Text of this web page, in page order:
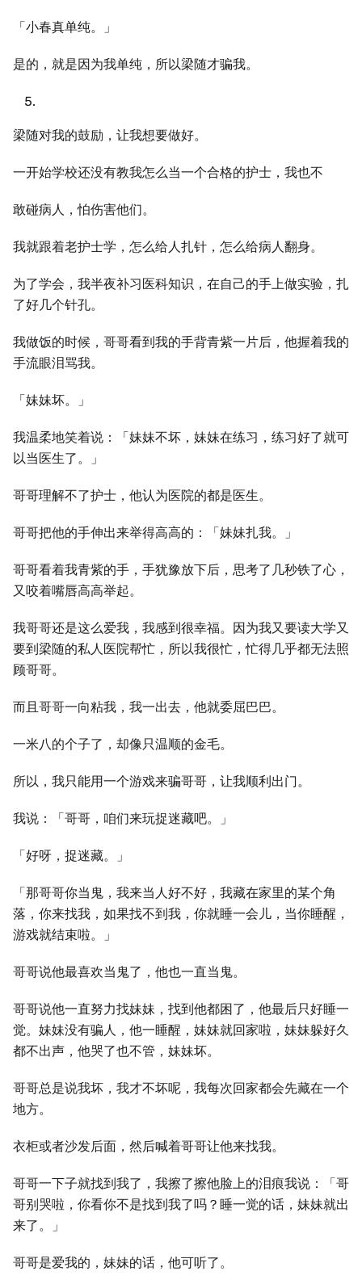
「小春真单纯。」
是的，就是因为我单纯，所以梁随才骗我。
梁随对我的鼓励，让我想要做好。
一开始学校还没有教我怎么当一个合格的护士，我也不
敢碰病人，怕伤害他们。
我就跟着老护士学，怎么给人扎针，怎么给病人翻身。
为了学会，我半夜补习医科知识，在自己的手上做实验，扎
了好几个针孔。
我做饭的时候，哥哥看到我的手背青紫一片后，他握着我的
手流眼泪骂我。
「妹妹坏。」
我温柔地笑着说：「妹妹不坏，妹妹在练习，练习好了就可
以当医生了。」
哥哥理解不了护士，他认为医院的都是医生。
哥哥把他的手伸出来举得高高的：「妹妹扎我。」
哥哥看着我青紫的手，手犹豫放下后，思考了几秒铁了心，
又咬着嘴唇高高举起。
我哥哥还是这么爱我，我感到很幸福。因为我又要读大学又
要到梁随的私人医院帮忙，所以我很忙，忙得几乎都无法照
顾哥哥。
而且哥哥一向粘我，我一出去，他就委屈巴巴。
一米八的个子了，却像只温顺的金毛。
所以，我只能用一个游戏来骗哥哥，让我顺利出门。
我说：「哥哥，咱们来玩捉迷藏吧。」
「好呀，捉迷藏。」
「那哥哥你当鬼，我来当人好不好，我藏在家里的某个角
落，你来找我，如果找不到我，你就睡一会儿，当你睡醒，
游戏就结束啦。」
哥哥说他最喜欢当鬼了，他也一直当鬼。
哥哥说他一直努力找妹妹，找到他都困了，他最后只好睡一
觉。妹妹没有骗人，他一睡醒，妹妹就回家啦，妹妹躲好久
都不出声，他哭了也不管，妹妹坏。
哥哥总是说我坏，我才不坏呢，我每次回家都会先藏在一个
地方。
衣柜或者沙发后面，然后喊着哥哥让他来找我。
哥哥一下子就找到我了，我擦了擦他脸上的泪痕我说：「哥
哥别哭啦，你看你不是找到我了吗？睡一觉的话，妹妹就出
来了。」
哥哥是爱我的，妹妹的话，他可听了。